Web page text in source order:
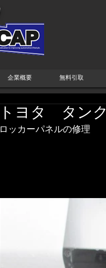
企業概要 無料引取
トヨタ タンク
ロッカーパネルの修理